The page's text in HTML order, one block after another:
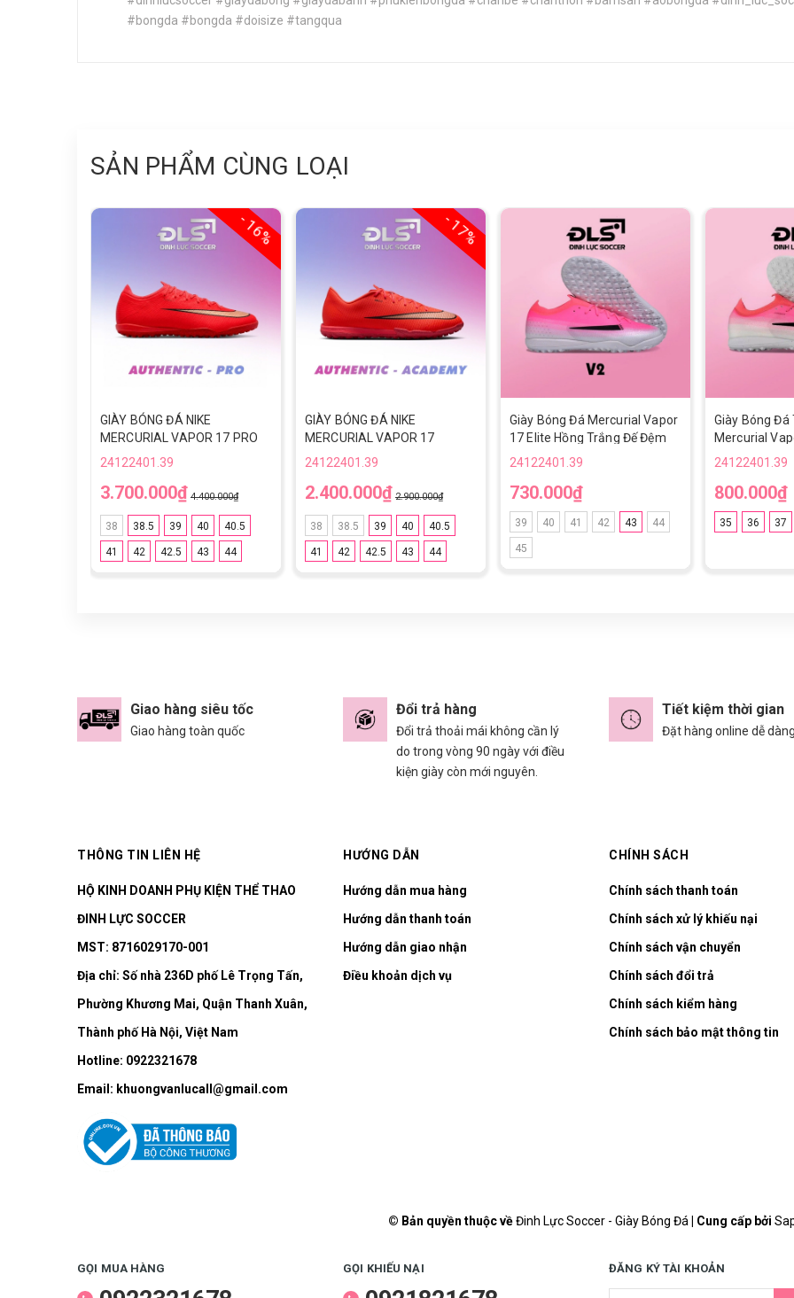
#bongda #bongda #doisize #tangqua
SẢN PHẨM CÙNG LOẠI
- 16%
GIÀY BÓNG ĐÁ NIKE
MERCURIAL VAPOR 17 PRO
TF - IM5811-600 - ĐỎ/VÀNG
24122401.39
3.700.000₫ 4.400.000₫
38 38.5 39 40 40.5
41 42 42.5 43 44
- 17%
GIÀY BÓNG ĐÁ NIKE
MERCURIAL VAPOR 17
ACADEMY TF - IO5002-600 -
24122401.39
2.400.000₫ 2.900.000₫
38 38.5 39 40 40.5
41 42 42.5 43 44
Giày Bóng Đá Mercurial Vapor
17 Elite Hồng Trắng Đế Đệm
Loại 2 TF
24122401.39
730.000₫
39 40 41 42 43 44
45
Giày Bóng Đá
Mercurial
Trắng Vạch
24122401.39
800.000₫
35 36 37
Giao hàng siêu tốc
Giao hàng toàn quốc
Đổi trả hàng
Đổi trả thoải mái không cần lý
do trong vòng 90 ngày với điều
kiện giày còn mới nguyên.
Tiết kiệm thời gian
Đặt hàng online dễ
THÔNG TIN LIÊN HỆ
HỘ KINH DOANH PHỤ KIỆN THỂ THAO
ĐINH LỰC SOCCER
MST: 8716029170-001
Địa chỉ: Số nhà 236D phố Lê Trọng Tấn,
Phường Khương Mai, Quận Thanh Xuân,
Thành phố Hà Nội, Việt Nam
Hotline: 0922321678
Email: khuongvanlucall@gmail.com
HƯỚNG DẪN
Hướng dẫn mua hàng
Hướng dẫn thanh toán
Hướng dẫn giao nhận
Điều khoản dịch vụ
CHÍNH SÁCH
Chính sách thanh toán
Chính sách xử lý khiếu nại
Chính sách vận chuyển
Chính sách đổi trả
Chính sách kiểm hàng
Chính sách bảo mật thông tin
© Bản quyền thuộc vềĐinh Lực Soccer - Giày Bóng Đá Cung cấp bởi
GỌI MUA HÀNG GỌI KHIẾU NẠI ĐĂNG KÝ TÀI KHOẢN